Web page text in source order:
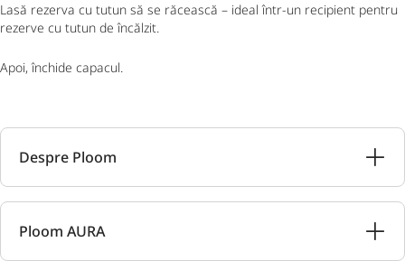
Lasă rezerva cu tutun să se răcească – ideal într-un recipient pentru
rezerve cu tutun de încălzit.
Apoi, închide capacul.
Despre Ploom
Ploom AURA